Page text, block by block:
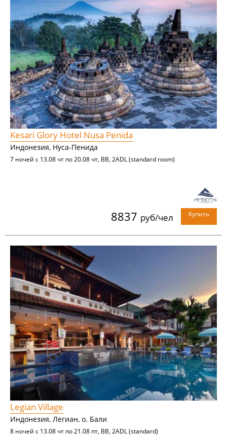
Kesari Glory Hotel Nusa Penida
Индонезия, Нуса-Пенида
7 ночей с 13.08 чт по 20.08 чт, BB, 2ADL (standard room)
8837 руб/чел Купить
Legian Village
Индонезия, Легиан, о. Бали
8 ночей с 13.08 чт по 21.08 пт, BB, 2ADL (standard)